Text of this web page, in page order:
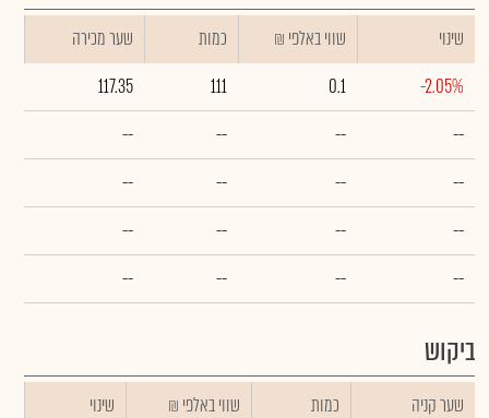
שינוי ₪ שווי באלפי כמות
שער מכירה
-2.05%
0.1
111
117.35
--
--
--
--
--
--
--
--
--
--
--
--
--
--
--
--
ביקוש
שער קניה כמות ₪ שווי באלפי
שינוי